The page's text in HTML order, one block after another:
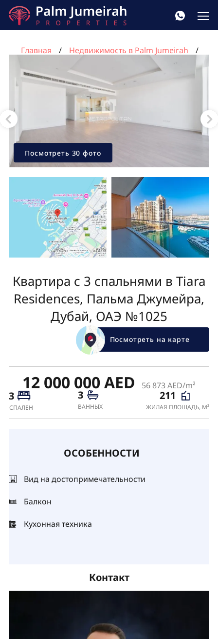
Главная
Недвижимость в Palm Jumeirah
Квартира с 3 спальнями в Tiara Residences, Пальма
Джумейра, Дубай, ОАЭ №1025
Посмотреть 30 фото
Квартира с 3 спальнями в Tiara
Residences, Пальма Джумейра,
Дубай, ОАЭ №1025
Посмотреть на карте
12 000 000 AED 56 873 AED/m²
3
СПАЛЕН
3
ВАННЫХ
211
ЖИЛАЯ ПЛОЩАДЬ, М²
ОСОБЕННОСТИ
Вид на достопримечательности
Балкон
Кухонная техника
Контакт